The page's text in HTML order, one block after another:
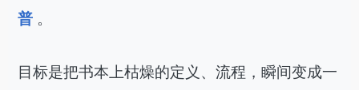
普 。
目标是把书本上枯燥的定义、流程，瞬间变成一